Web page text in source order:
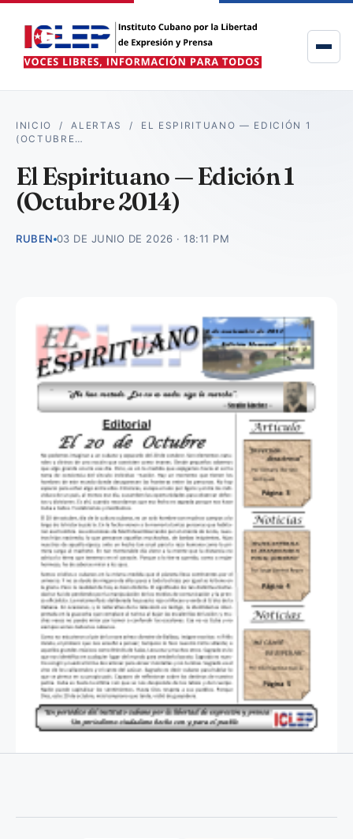
INICIO /ALERTAS / EL ESPIRITUANO — EDICIÓN 1
(OCTUBRE…
El Espirituano — Edición 1
(Octubre 2014)
RUBEN 03 DE JUNIO DE 2026 · 18:11 PM